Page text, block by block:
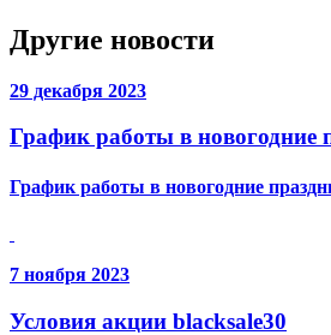
Другие новости
29 декабря 2023
График работы в новогодние
График работы в новогодние
7 ноября 2023
Условия акции blacksale30